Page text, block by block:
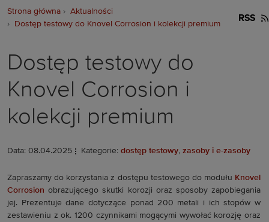
Strona główna
Aktualności
Dostęp testowy do Knovel Corrosion i kolekcji premium
RSS
Dostęp testowy do
Knovel Corrosion i
kolekcji premium
Data: 08.04.2025 Kategorie: dostęp testowy, zasoby i e-zasoby
Zapraszamy do korzystania z dostępu testowego do modułu Knovel
Corrosion obrazującego skutki korozji oraz sposoby zapobiegania
jej. Prezentuje dane dotyczące ponad 200 metali i ich stopów w
zestawieniu z ok. 1200 czynnikami mogącymi wywołać korozję oraz